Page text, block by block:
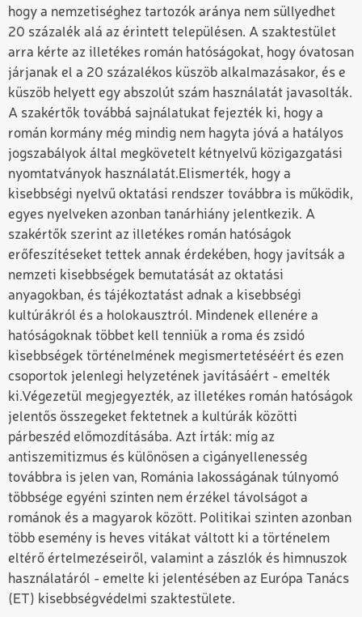
hogy a nemzetiséghez tartozók aránya nem süllyedhet
20 százalék alá az érintett településen. A szaktestület
arra kérte az illetékes román hatóságokat, hogy óvatosan
járjanak el a 20 százalékos küszöb alkalmazásakor, és e
küszöb helyett egy abszolút szám használatát javasolták.
A szakértők továbbá sajnálatukat fejezték ki, hogy a
román kormány még mindig nem hagyta jóvá a hatályos
jogszabályok által megkövetelt kétnyelvű közigazgatási
nyomtatványok használatát. Elismerték, hogy a
kisebbségi nyelvű oktatási rendszer továbbra is működik,
egyes nyelveken azonban tanárhiány jelentkezik. A
szakértők szerint az illetékes román hatóságok
erőfeszítéseket tettek annak érdekében, hogy javítsák a
nemzeti kisebbségek bemutatását az oktatási
anyagokban, és tájékoztatást adnak a kisebbségi
kultúrákról és a holokausztról. Mindenek ellenére a
hatóságoknak többet kell tenniük a roma és zsidó
kisebbségek történelmének megismertetéséért és ezen
csoportok jelenlegi helyzetének javításáért - emelték
ki.Végezetül megjegyezték, az illetékes román hatóságok
jelentős összegeket fektetnek a kultúrák közötti
párbeszéd előmozdításába. Azt írták: míg az
antiszemitizmus és különösen a cigányellenesség
továbbra is jelen van, Románia lakosságának túlnyomó
többsége egyéni szinten nem érzékel távolságot a
románok és a magyarok között. Politikai szinten azonban
több esemény is heves vitákat váltott ki a történelem
eltérő értelmezéseiről, valamint a zászlók és himnuszok
használatáról - emelte ki jelentésében az Európa Tanács
(ET) kisebbségvédelmi szaktestülete.